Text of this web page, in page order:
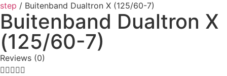
step / Buitenband Dualtron X (125/60-7)
Buitenband Dualtron X
(125/60-7)
Reviews (0)
